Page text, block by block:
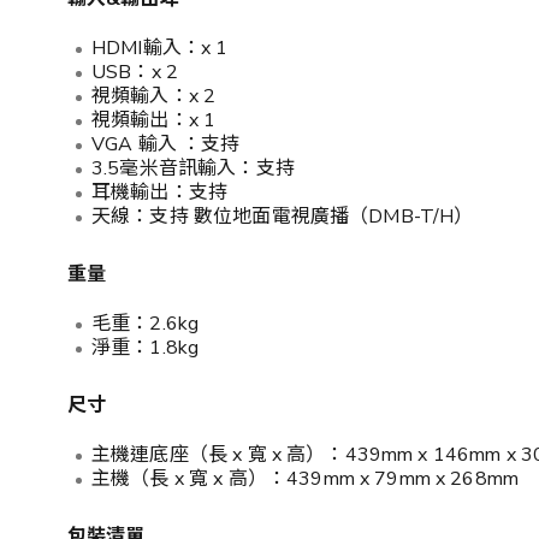
HDMI輸入：x 1
USB：x 2
視頻輸入：x 2
視頻輸出：x 1
VGA 輸入 ：支持
3.5毫米音訊輸入：支持
耳機輸出：支持
天線：支持 數位地面電視廣播（DMB-T/H）
重量
毛重：2.6kg
淨重：1.8kg
尺寸
主機連底座（長 x 寬 x 高）：439mm x 146mm x
主機（長 x 寬 x 高）：439mm x 79mm x 268mm